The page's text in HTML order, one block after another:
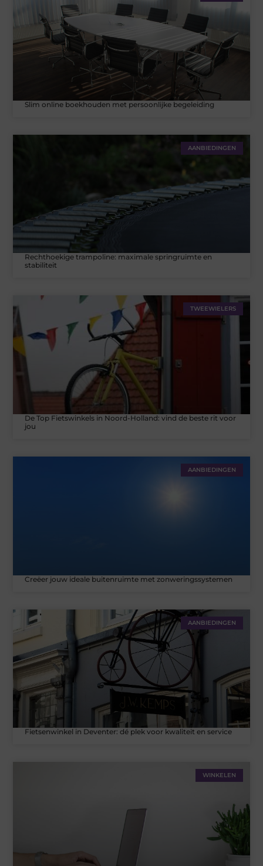
Slim online boekhouden met persoonlijke begeleiding
AANBIEDINGEN
Rechthoekige trampoline: maximale springruimte en
stabiliteit
TWEEWIELERS
De Top Fietswinkels in Noord-Holland: vind de beste rit voor
jou
AANBIEDINGEN
Creëer jouw ideale buitenruimte met zonweringssystemen
AANBIEDINGEN
Fietsenwinkel in Deventer: dé plek voor kwaliteit en service
WINKELEN